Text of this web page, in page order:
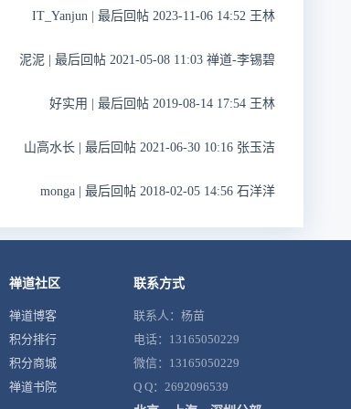
IT_Yanjun 最后回帖 2023-11-06 14:52 王林
泥泥 最后回帖 2021-05-08 11:03 禅道-李锡碧
好实用 最后回帖 2019-08-14 17:54 王林
山高水长 最后回帖 2021-06-30 10:16 张玉洁
monga 最后回帖 2018-02-05 14:56 石洋洋
禅道社区
禅道博客
积分排行
积分商城
禅道书院
联系方式
联系人：杨苗
电话：13165050229
微信：13165050229
Q Q：2692096539